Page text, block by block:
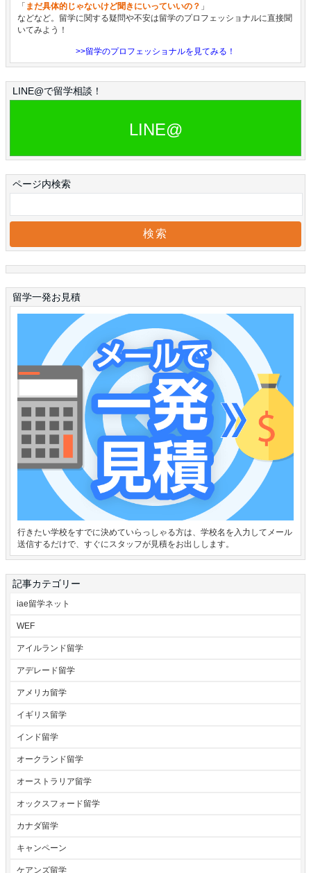
「 まだ具体的じゃないけど聞きにいっていいの？ 」
などなど。留学に関する疑問や不安は留学のプロフェッショナルに直接聞
いてみよう！
>>留学のプロフェッショナルを見てみる！
LINE@で留学相談！
LINE@
ページ内検索
留学一発お見積
行きたい学校をすでに決めていらっしゃる方は、学校名を入力してメール
送信するだけで、すぐにスタッフが見積をお出しします。
記事カテゴリー
iae留学ネット
WEF
アイルランド留学
アデレード留学
アメリカ留学
イギリス留学
インド留学
オークランド留学
オーストラリア留学
オックスフォード留学
カナダ留学
キャンペーン
ケアンズ留学